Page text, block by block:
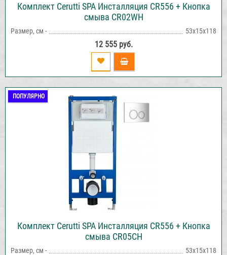
Комплект Cerutti SPA Инсталляция CR556 + Кнопка
смыва CR02WH
Размер, см - 53х15х118
12 555 руб.
ПОПУЛЯРНО
Комплект Cerutti SPA Инсталляция CR556 + Кнопка
смыва CR05CH
Размер, см - 53х15х118